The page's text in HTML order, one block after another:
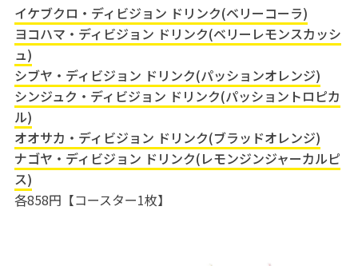
イケブクロ・ディビジョン ドリンク(ベリーコーラ)
ヨコハマ・ディビジョン ドリンク(ベリーレモンスカッシ
ュ)
シブヤ・ディビジョン ドリンク(パッションオレンジ)
シンジュク・ディビジョン ドリンク(パッショントロピカ
ル)
オオサカ・ディビジョン ドリンク(ブラッドオレンジ)
ナゴヤ・ディビジョン ドリンク(レモンジンジャーカルピ
ス)
各858円【コースター1枚】